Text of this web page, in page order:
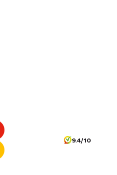
9.4/10